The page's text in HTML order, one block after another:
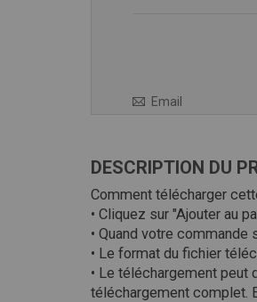
Email
DESCRIPTION DU
Comment télécharger
• Cliquez sur "Ajouter au
• Quand votre
• Le format du fichier
• Le téléchargement
téléchargement complet.